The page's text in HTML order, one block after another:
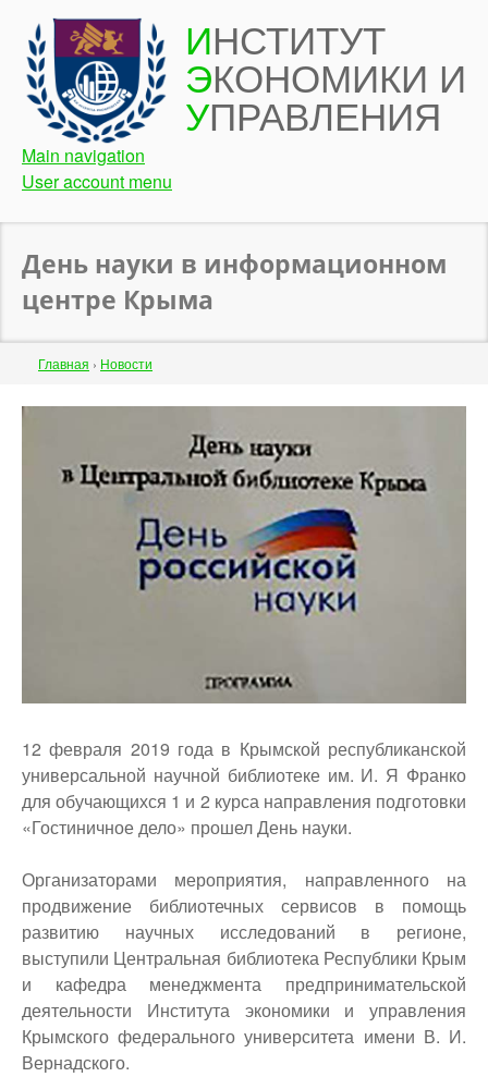
Перейти
основному
содержанию
ИНСТИТУТ
ЭКОНОМИКИ И
УПРАВЛЕНИЯ
Main navigation
User account menu
День науки в информационном
центре Крыма
Строка
навигации
Главная › Новости
Back
12 февраля 2019 года в Крымской республиканской
универсальной научной библиотеке им. И. Я Франко
для обучающихся 1 и 2 курса направления подготовки
«Гостиничное дело» прошел День науки.
Организаторами мероприятия, направленного на
продвижение библиотечных сервисов в помощь
развитию научных исследований в регионе,
выступили Центральная библиотека Республики Крым
и кафедра менеджмента предпринимательской
деятельности Института экономики и управления
Крымского федерального университета имени В. И.
Вернадского.